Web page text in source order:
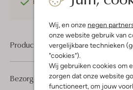
Wij, en onze negen
onze website gebruik van
vergelijkbare technieken
"cookies").
Wij gebruiken cookies om
zorgen dat onze website
functioneert, om jouw
Product informatie
Bezorgen & retourneren